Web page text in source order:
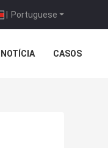
Portuguese
|
NOTÍCIA CASOS